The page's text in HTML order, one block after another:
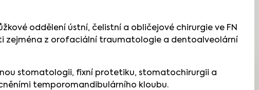
oddělení ústní, čelistní a obličejové chirurgie ve FN
zejména z orofaciální traumatologie a dentoalveolární
stomatologii, fixní protetiku, stomatochirurgii a
temporomandibulárního kloubu.